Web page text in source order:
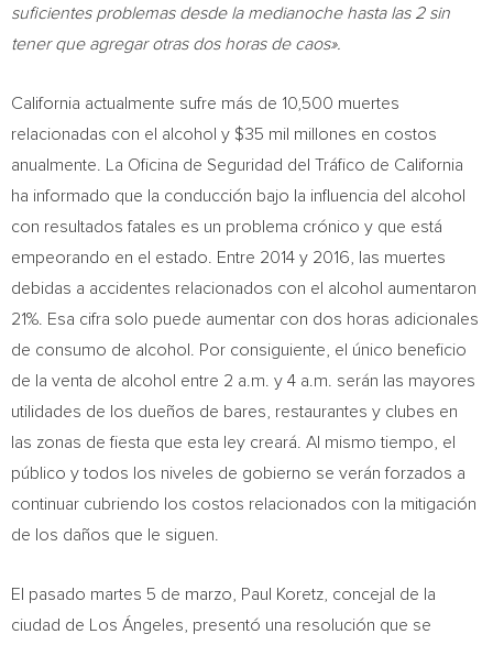
suficientes problemas desde la medianoche hasta las 2 sin
tener que agregar otras dos horas de caos».
California actualmente sufre más de 10,500 muertes
relacionadas con el alcohol y $35 mil millones en costos
anualmente. La Oficina de Seguridad del Tráfico de California
ha informado que la conducción bajo la influencia del alcohol
con resultados fatales es un problema crónico y que está
empeorando en el estado. Entre 2014 y 2016, las muertes
debidas a accidentes relacionados con el alcohol aumentaron
21%. Esa cifra solo puede aumentar con dos horas adicionales
de consumo de alcohol. Por consiguiente, el único beneficio
de la venta de alcohol entre 2 a.m. y 4 a.m.
serán las mayores
utilidades de los dueños de bares, restaurantes y clubes en
las zonas de fiesta que esta ley creará. Al mismo tiempo, el
público y todos los niveles de gobierno se verán forzados a
continuar cubriendo los costos relacionados con la mitigación
de los daños que le siguen.
El pasado martes 5 de marzo, Paul Koretz , concejal de la
ciudad de Los Ángeles, presentó una resolución que se